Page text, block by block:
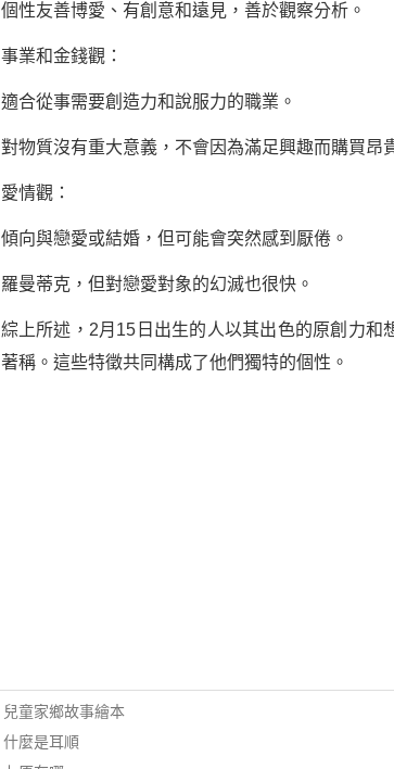
個性友善博愛、有創意和遠見，善於觀察分析。
事業和金錢觀：
適合從事需要創造力和說服力的職業。
對物質沒有重大意義，不會因為滿足興趣而購買昂
愛情觀：
傾向與戀愛或結婚，但可能會突然感到厭倦。
羅曼蒂克，但對戀愛對象的幻滅也很快。
綜上所述，2月15日出生的人以其出色的原創力
著稱。這些特徵共同構成了他們獨特的個性。
兒童家鄉故事繪本
什麼是耳順